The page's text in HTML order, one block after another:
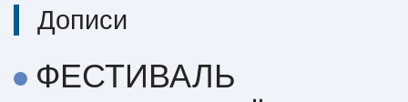
Дописи
ФЕСТИВАЛЬ